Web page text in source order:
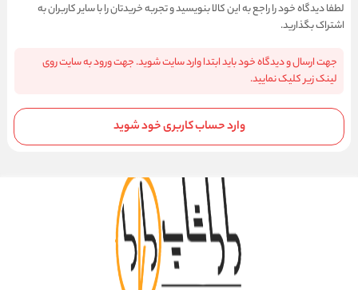
لطفا دیدگاه خود را راجع به این کالا بنویسید و تجربه خریدتان را با سایر کاربران به
اشتراک بگذارید.
جهت ارسال و دیدگاه خود باید ابتدا وارد سایت شوید. جهت ورود به سایت روی
لینک زیر کلیک نمایید.
وارد حساب کاربری خود شوید